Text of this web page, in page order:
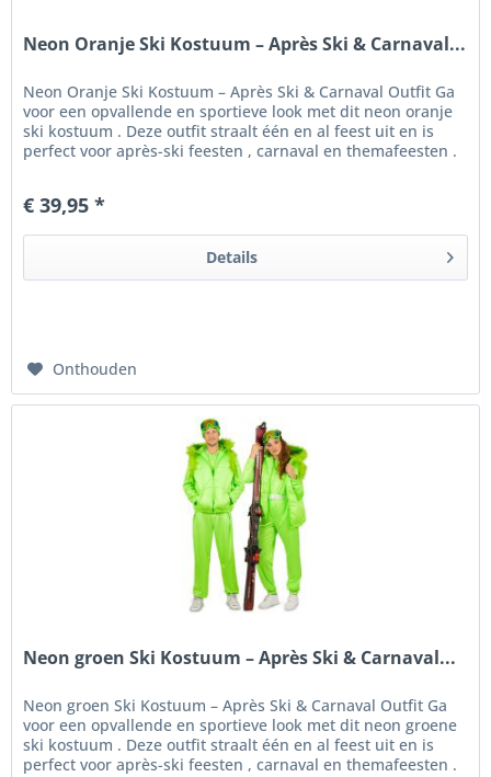
Neon Oranje Ski Kostuum – Après Ski & Carnaval...
Neon Oranje Ski Kostuum – Après Ski & Carnaval Outfit Ga
voor een opvallende en sportieve look met dit neon oranje
ski kostuum . Deze outfit straalt één en al feest uit en is
perfect voor après-ski feesten , carnaval en themafeesten .
€ 39,95 *
Details
Onthouden
Neon groen Ski Kostuum – Après Ski & Carnaval...
Neon groen Ski Kostuum – Après Ski & Carnaval Outfit Ga
voor een opvallende en sportieve look met dit neon groene
ski kostuum . Deze outfit straalt één en al feest uit en is
perfect voor après-ski feesten , carnaval en themafeesten .